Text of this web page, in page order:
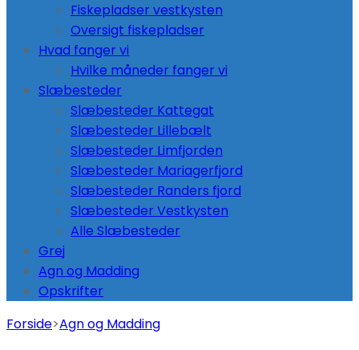
Fiskepladser vestkysten
Oversigt fiskepladser
Hvad fanger vi
Hvilke måneder fanger vi
Slæbesteder
Slæbesteder Kattegat
Slæbesteder Lillebælt
Slæbesteder Limfjorden
Slæbesteder Mariagerfjord
Slæbesteder Randers fjord
Slæbesteder Vestkysten
Alle Slæbesteder
Grej
Agn og Madding
Opskrifter
Forside>Agn og Madding